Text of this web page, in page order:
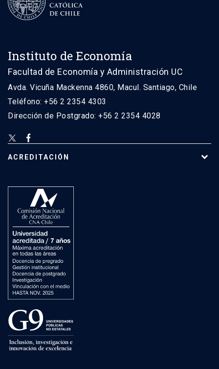
Instituto de Economía
Facultad de Economía y Administración UC
Avda. Vicuña Mackenna 4860, Macul. Santiago, Chile
Teléfono: +56 2 2354 4303
Dirección de Postgrado: +56 2 2354 4028
ACREDITACIÓN